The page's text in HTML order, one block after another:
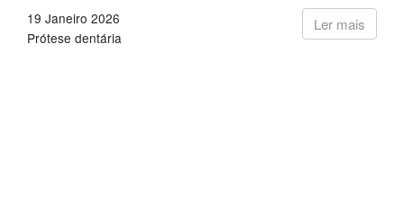
Ler mais
19 Janeiro 2026
Prótese dentária